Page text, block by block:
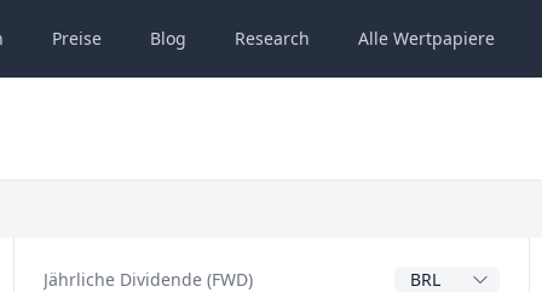
Preise Blog Research Alle Wertpapiere
Jährliche Dividende (FWD)